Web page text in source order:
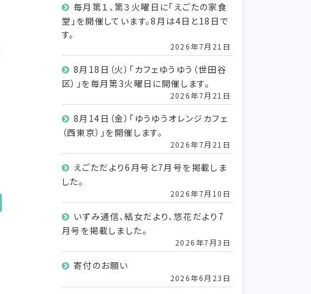
毎月第１、第３火曜日に「えごたの家食
堂」を開催しています。8月は4日と18日で
す。
2026年7月21日
8月18日（火）「カフェゆうゆう（世田谷
区）」を毎月第3火曜日に開催します。
2026年7月21日
8月14日（金）「ゆうゆうオレンジカフェ
（西東京）」を開催します。
2026年7月21日
えごただより6月号と7月号を掲載しま
した。
2026年7月10日
いずみ通信、結女だより、悠花だより7
月号を掲載しました。
2026年7月3日
寄付のお願い
2026年6月23日